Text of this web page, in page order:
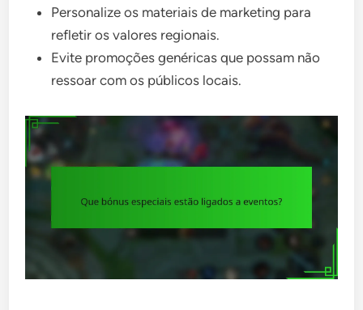
Personalize os materiais de marketing para
refletir os valores regionais.
Evite promoções genéricas que possam não
ressoar com os públicos locais.